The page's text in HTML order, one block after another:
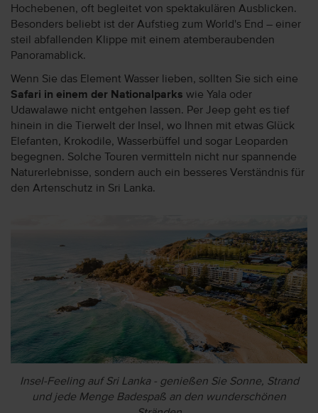
Hochebenen, oft begleitet von spektakulären Ausblicken.
Besonders beliebt ist der Aufstieg zum World's End – einer
steil abfallenden Klippe mit einem atemberaubenden
Panoramablick.
Wenn Sie das Element Wasser lieben, sollten Sie sich eine
Safari in einem der Nationalparks wie Yala oder
Udawalawe nicht entgehen lassen. Per Jeep geht es tief
hinein in die Tierwelt der Insel, wo Ihnen mit etwas Glück
Elefanten, Krokodile, Wasserbüffel und sogar Leoparden
begegnen. Solche Touren vermitteln nicht nur spannende
Naturerlebnisse, sondern auch ein besseres Verständnis für
den Artenschutz in Sri Lanka.
Insel-Feeling auf Sri Lanka - genießen Sie Sonne, Strand
und jede Menge Badespaß an den wunderschönen